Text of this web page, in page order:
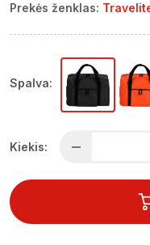
Prekės ženklas:
Spalva:
Kiekis: